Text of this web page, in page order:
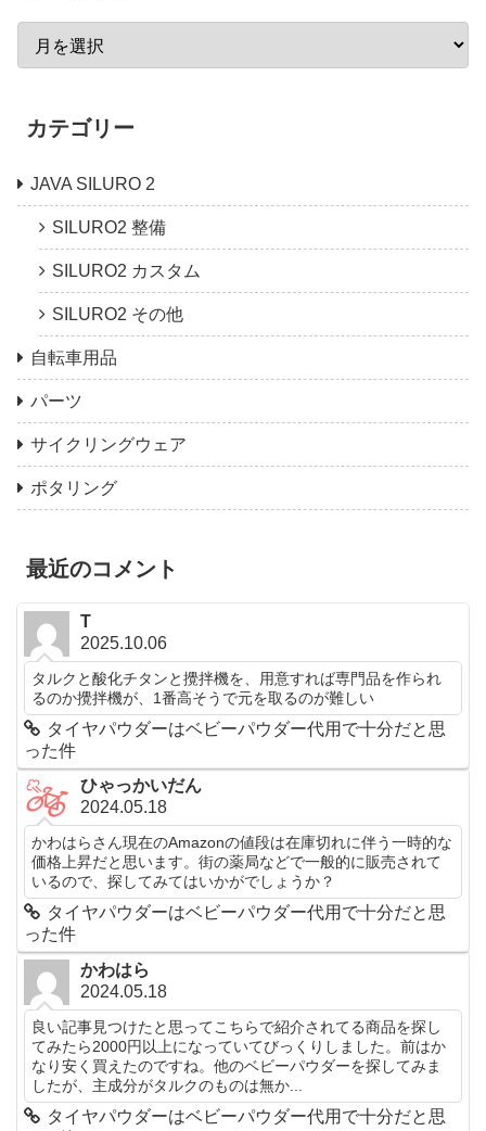
カテゴリー
JAVA SILURO 2
SILURO2 整備
SILURO2 カスタム
SILURO2 その他
自転車用品
パーツ
サイクリングウェア
ポタリング
最近のコメント
T
2025.10.06
タルクと酸化チタンと攪拌機を、用意すれば専門品を作られ
るのか攪拌機が、1番高そうで元を取るのが難しい
タイヤパウダーはベビーパウダー代用で十分だと思
った件
ひゃっかいだん
2024.05.18
かわはらさん現在のAmazonの値段は在庫切れに伴う一時的な
価格上昇だと思います。街の薬局などで一般的に販売されて
いるので、探してみてはいかがでしょうか？
タイヤパウダーはベビーパウダー代用で十分だと思
った件
かわはら
2024.05.18
良い記事見つけたと思ってこちらで紹介されてる商品を探し
てみたら2000円以上になっていてびっくりしました。前はか
なり安く買えたのですね。他のベビーパウダーを探してみま
したが、主成分がタルクのものは無か...
タイヤパウダーはベビーパウダー代用で十分だと思